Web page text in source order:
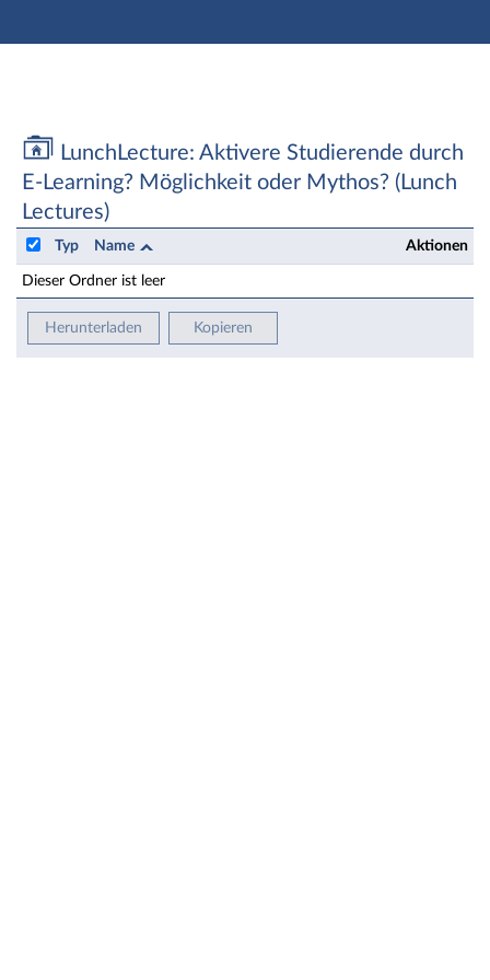
Hauptnavigation
LunchLecture: Aktivere Studierende durch E-
LunchLecture: Aktivere Studierende durch
E-Learning? Möglichkeit oder Mythos? (Lunch
Lectures)
Typ Name Aktionen
Dieser Ordner ist leer
Herunterladen Kopieren